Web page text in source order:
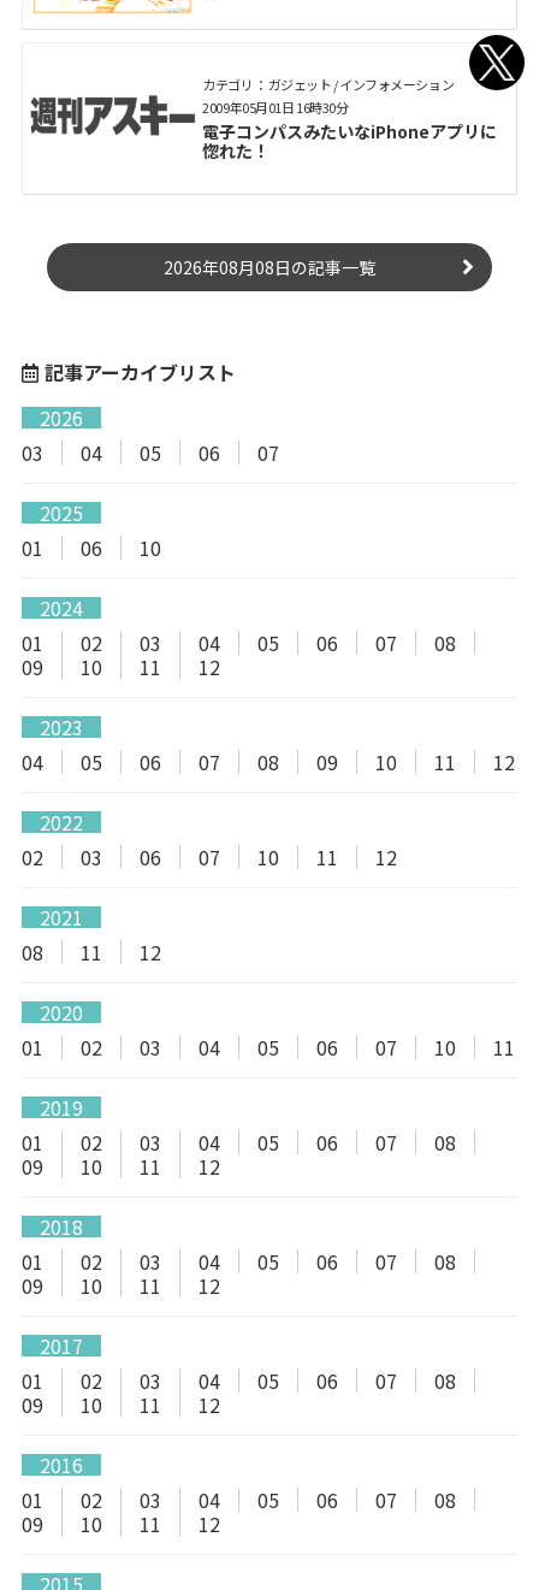
カテゴリ： ガジェット / インフォメーション
電子コンパスみたいなiPhoneアプリに
惚れた！
2009年05月01日 16時30分
2026年08月08日の記事一覧
記事アーカイブリスト
2026
03
04 05 06 07
2025
01
06 10
2024
01
02 03 04 05 06 07
08
09
10 11 12
2023
04
05 06 07 08 09 10 11 12
2022
02
03 06 07 10 11 12
2021
08
11 12
2020
01
02 03 04 05 06 07 10 11
2019
01
02 03 04 05 06 07
08
09
10 11 12
2018
01
02 03 04 05 06 07
08
09
10 11 12
2017
01
02 03 04 05 06 07
08
09
10 11 12
2016
01
02 03 04 05 06 07
08
09
10 11 12
2015